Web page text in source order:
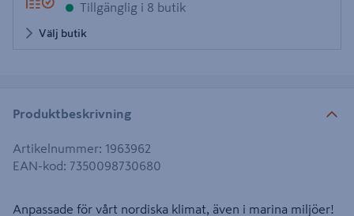
Tillgänglig i 8 butik
Välj butik
Produktbeskrivning
Artikelnummer: 1963962
EAN-kod: 7350098730680
Anpassade för vårt nordiska klimat, även i marina miljöer!